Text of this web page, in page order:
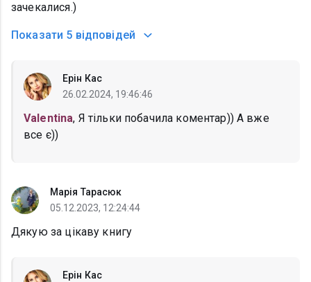
зачекалися.)
Показати 5 відповідей
Ерін Кас
26.02.2024, 19:46:46
Valentina, Я тільки побачила коментар)) А вже
все є))
Марія Тарасюк
05.12.2023, 12:24:44
Дякую за цікаву книгу
Ерін Кас